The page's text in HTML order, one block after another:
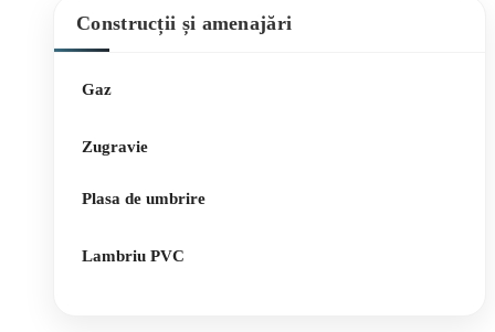
Construcții și amenajări
Gaz
Zugravie
Plasa de umbrire
Lambriu PVC